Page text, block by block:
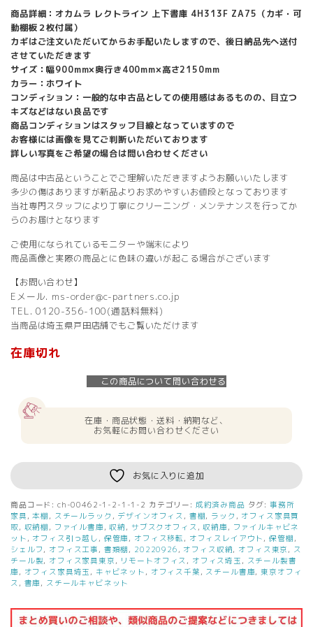
商品詳細：オカムラ レクトライン 上下書庫 4H313F ZA75（カギ・可
動棚板２枚付属）
カギはご注文いただいてからお手配いたしますので、後日納品先へ送付
させていただきます
サイズ：幅900mm×奥行き400mm×高さ2150mm
カラー：ホワイト
コンディション：一般的な中古品としての使用感はあるものの、目立つ
キズなどはない良品です
商品コンディションはスタッフ目線となっていますので
お客様には画像を見てご判断いただいております
詳しい写真をご希望の場合は問い合わせください
商品は中古品ということでご理解いただきますようお願いいたします
多少の傷はありますが新品よりお求めやすいお値段となっております
当社専門スタッフにより丁寧にクリーニング・メンテナンスを行ってか
らのお届けとなります
ご使用になられているモニターや端末により
商品画像と実際の商品とに色味の違いが起こる場合がございます
【お問い合わせ】
Eメール. ms-order@c-partners.co.jp
TEL. 0120-356-100(通話料無料)
当商品は埼玉県戸田店舗でもご覧いただけます
在庫切れ
この商品について問い合わせる
在庫・商品状態・送料・納期など、
お気軽にお問い合わせください
お気に入りに追加
商品コード: ch-00462-1-2-1-1-2 カテゴリー: 成約済み商品 タグ:事務所
家具 ,本棚 , スチールラック , デザインオフィス , 書棚, ラック , オフィス家具買
取, 収納棚 , ファイル書庫 ,収納 , サブスクオフィス ,収納庫 , ファイルキャビネ
ット , オフィス引っ越し , 保管庫 , オフィス移転 , オフィスレイアウト , 保管棚 ,
シェルフ , オフィス工事 , 書類棚 , 20220926 , オフィス収納, オフィス東京 , ス
チール製, オフィス家具東京 , リモートオフィス , オフィス埼玉 , スチール製書
庫 , オフィス家具埼玉 , キャビネット , オフィス千葉 , スチール書庫,東京オフィ
ス , 書庫 , スチールキャビネット